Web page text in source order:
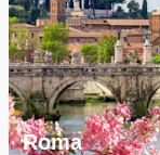
Roma